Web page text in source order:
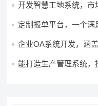
开发智慧工地系统，市
定制报单平台，一个
企业OA系统开发，涵
能打造生产管理系统，